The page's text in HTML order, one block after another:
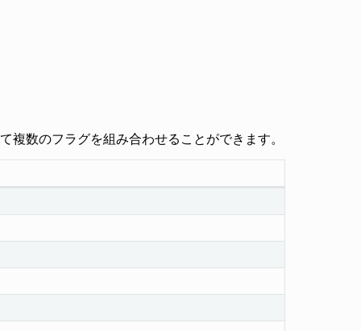
複数のフラグを組み合わせることができます。